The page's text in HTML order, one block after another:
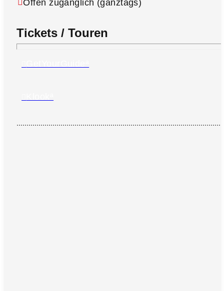
Offen zugänglich (ganztags)
Tickets / Touren